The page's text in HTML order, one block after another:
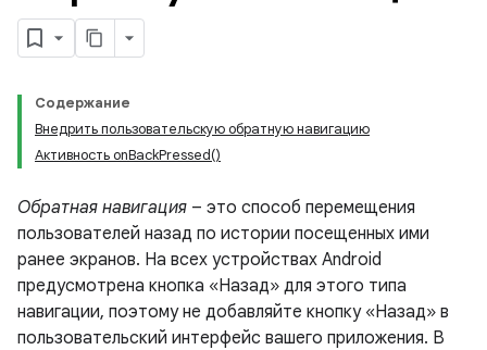
Содержание
Внедрить пользовательскую обратную навигацию
Активность onBackPressed()
Обратная навигация – это способ перемещения
пользователей назад по истории посещенных ими
ранее экранов. На всех устройствах Android
предусмотрена кнопка «Назад» для этого типа
навигации, поэтому не добавляйте кнопку «Назад» в
пользовательский интерфейс вашего приложения. В